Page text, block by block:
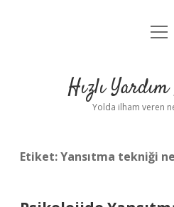
Yasal
Hızlı
Yolda ilham veren
Etiket:Yansıtma tekniği